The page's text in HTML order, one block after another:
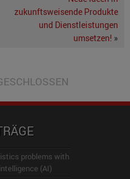
zukunftsweisende Produkte
und Dienstleistungen
umsetzen! »
problems with
(AI)